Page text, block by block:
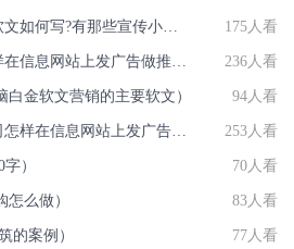
[营销技巧]美容院推广软文如何写?有那些宣传小心得 175人看
[营销技巧]家居企业怎样在信息网站上发广告做推广提高产品知名度呢 236人看
金软文营销的主要软文） 94人看
[营销技巧]仪器仪表公司怎样在信息网站上发广告做推广提高产品知名度呢 253人看
） 70人看
么做） 83人看
的案例） 77人看